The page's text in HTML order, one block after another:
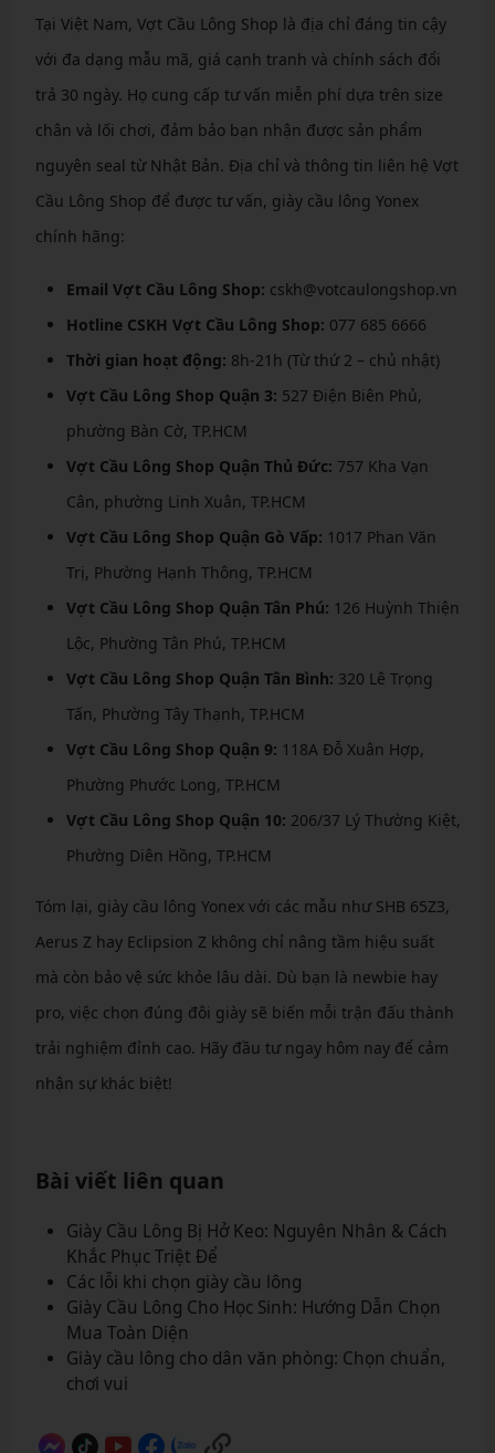
Tại Việt Nam, Vợt Cầu Lông Shop là địa chỉ đáng tin cậy
với đa dạng mẫu mã, giá cạnh tranh và chính sách đổi
trả 30 ngày. Họ cung cấp tư vấn miễn phí dựa trên size
chân và lối chơi, đảm bảo bạn nhận được sản phẩm
nguyên seal từ Nhật Bản. Địa chỉ và thông tin liên hệ Vợt
Cầu Lông Shop để được tư vấn, giày cầu lông Yonex
chính hãng:
Email Vợt Cầu Lông Shop: cskh@votcaulongshop.vn
Hotline CSKH Vợt Cầu Lông Shop: 077 685 6666
Thời gian hoạt động: 8h-21h (Từ thứ 2 – chủ nhật)
Vợt Cầu Lông Shop Quận 3: 527 Điện Biên Phủ,
phường Bàn Cờ, TP.HCM
Vợt Cầu Lông Shop Quận Thủ Đức: 757 Kha Vạn
Cân, phường Linh Xuân, TP.HCM
Vợt Cầu Lông Shop Quận Gò Vấp: 1017 Phan Văn
Trị, Phường Hạnh Thông, TP.HCM
Vợt Cầu Lông Shop Quận Tân Phú: 126 Huỳnh Thiện
Lộc, Phường Tân Phú, TP.HCM
Vợt Cầu Lông Shop Quận Tân Bình: 320 Lê Trọng
Tấn, Phường Tây Thạnh, TP.HCM
Vợt Cầu Lông Shop Quận 9: 118A Đỗ Xuân Hợp,
Phường Phước Long, TP.HCM
Vợt Cầu Lông Shop Quận 10: 206/37 Lý Thường Kiệt,
Phường Diên Hồng, TP.HCM
Tóm lại, giày cầu lông Yonex với các mẫu như SHB 65Z3,
Aerus Z hay Eclipsion Z không chỉ nâng tầm hiệu suất
mà còn bảo vệ sức khỏe lâu dài. Dù bạn là newbie hay
pro, việc chọn đúng đôi giày sẽ biến mỗi trận đấu thành
trải nghiệm đỉnh cao. Hãy đầu tư ngay hôm nay để cảm
nhận sự khác biệt!
Bài viết liên quan
Giày Cầu Lông Bị Hở Keo: Nguyên Nhân & Cách
Khắc Phục Triệt Để
Các lỗi khi chọn giày cầu lông
Giày Cầu Lông Cho Học Sinh: Hướng Dẫn Chọn
Mua Toàn Diện
Giày cầu lông cho dân văn phòng: Chọn chuẩn,
chơi vui